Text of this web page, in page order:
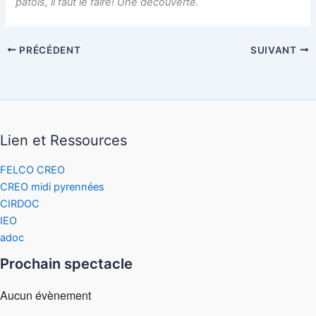
PRÉCÉDENT SUIVANT
Lien et Ressources
FELCO CREO
CREO midi pyrennées
CIRDOC
IEO
adoc
Prochain spectacle
Aucun évènement